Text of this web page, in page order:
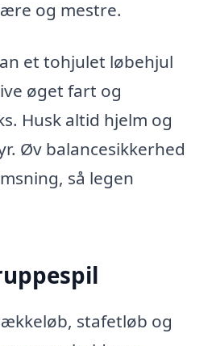
og mestre.
et tohjulet løbehjul
øget fart og
Husk altid hjelm og
Øv balancesikkerhed
så legen
stafetløb og